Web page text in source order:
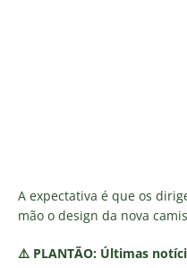
A expectativa é que os
mão o design da nova
⚠️ PLANTÃO: Últimas